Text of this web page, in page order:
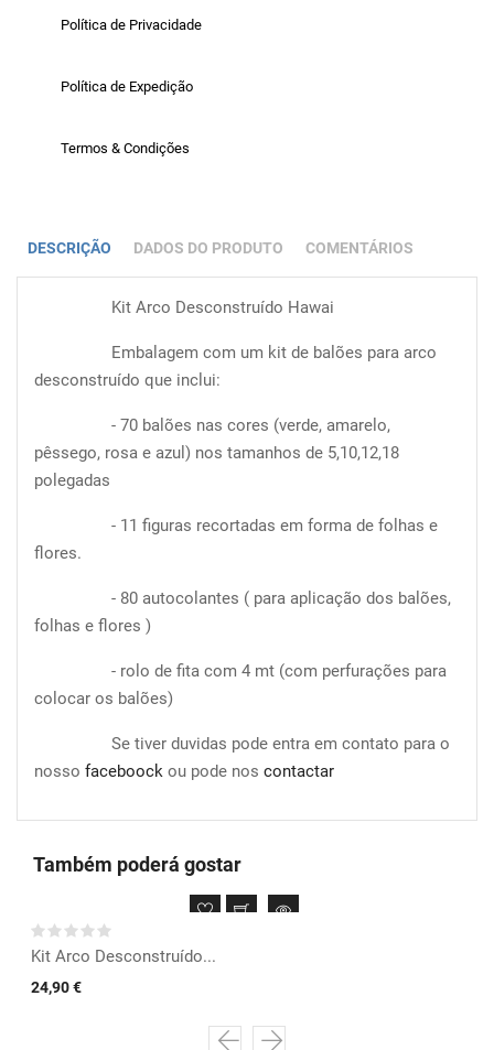
Política de Privacidade
Política de Expedição
Termos & Condições
DESCRIÇÃO DADOS DO PRODUTO COMENTÁRIOS
Kit Arco Desconstruído Hawai
Embalagem com um kit de balões para arco
desconstruído que inclui:
- 70 balões nas cores (verde, amarelo,
pêssego, rosa e azul) nos tamanhos de 5,10,12,18
polegadas
- 11 figuras recortadas em forma de folhas e
flores.
- 80 autocolantes ( para aplicação dos balões,
folhas e flores )
- rolo de fita com 4 mt (com perfurações para
colocar os balões)
Se tiver duvidas pode entra em contato para o
nosso faceboock ou pode nos contactar
Também poderá gostar
Kit Arco Desconstruído...
24,90 €